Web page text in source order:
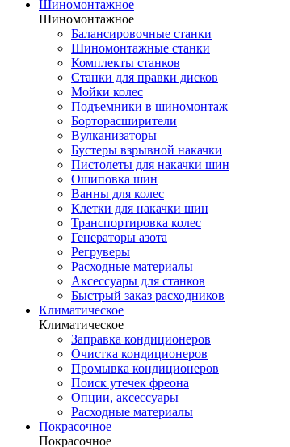
Шиномонтажное
Шиномонтажное
Балансировочные станки
Шиномонтажные станки
Комплекты станков
Станки для правки дисков
Мойки колес
Подъемники в шиномонтаж
Борторасширители
Вулканизаторы
Бустеры взрывной накачки
Пистолеты для накачки шин
Ошиповка шин
Ванны для колес
Клетки для накачки шин
Транспортировка колес
Генераторы азота
Регруверы
Расходные материалы
Аксессуары для станков
Быстрый заказ расходников
Климатическое
Климатическое
Заправка кондиционеров
Очистка кондиционеров
Промывка кондиционеров
Поиск утечек фреона
Опции, аксессуары
Расходные материалы
Покрасочное
Покрасочное